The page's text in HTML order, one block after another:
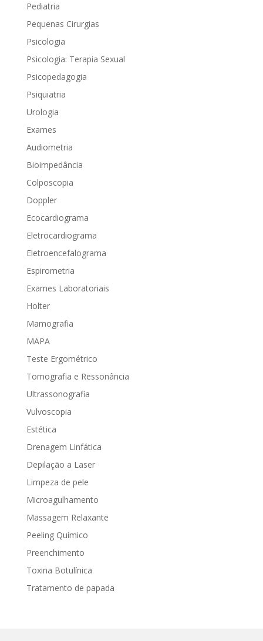
Pediatria
Pequenas Cirurgias
Psicologia
Psicologia: Terapia Sexual
Psicopedagogia
Psiquiatria
Urologia
Exames
Audiometria
Bioimpedância
Colposcopia
Doppler
Ecocardiograma
Eletrocardiograma
Eletroencefalograma
Espirometria
Exames Laboratoriais
Holter
Mamografia
MAPA
Teste Ergométrico
Tomografia e Ressonância
Ultrassonografia
Vulvoscopia
Estética
Drenagem Linfática
Depilação a Laser
Limpeza de pele
Microagulhamento
Massagem Relaxante
Peeling Químico
Preenchimento
Toxina Botulínica
Tratamento de papada